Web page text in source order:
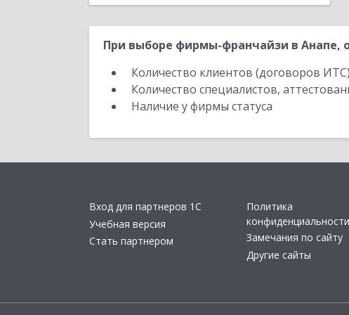
При выборе фирмы-франчайзи в Анапе,
Количество клиентов (договоров
Количество специалистов,
Наличие у фирмы статуса
Вход для партнеров 1С
Учебная версия
Стать партнером
Политика
конфиденциальности
Замечания по сайту
Другие сайты